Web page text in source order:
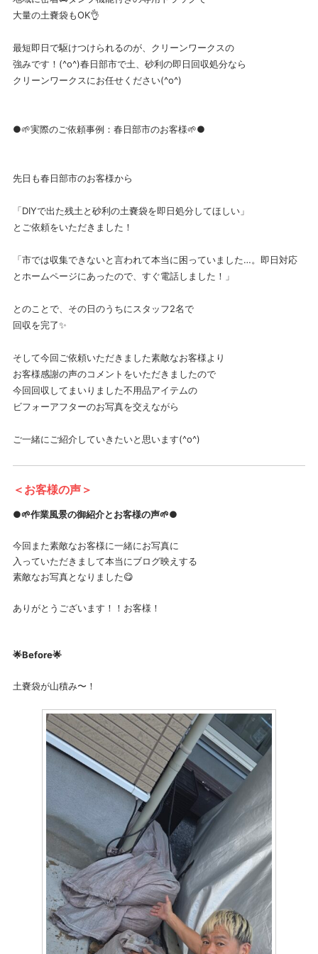
大量の土嚢袋もOK👌
最短即日で駆けつけられるのが、クリーンワークスの
強みです！(^o^)春日部市で土、砂利の即日回収処分なら
クリーンワークスにお任せください(^o^)
●🌱実際のご依頼事例：春日部市のお客様🌱●
先日も春日部市のお客様から
「DIYで出た残土と砂利の土嚢袋を即日処分してほしい」
とご依頼をいただきました！
「市では収集できないと言われて本当に困っていました…。即日対応
とホームページにあったので、すぐ電話しました！」
とのことで、その日のうちにスタッフ2名で
回収を完了✨
そして今回ご依頼いただきました素敵なお客様より
お客様感謝の声のコメントをいただきましたので
今回回収してまいりました不用品アイテムの
ビフォーアフターのお写真を交えながら
ご一緒にご紹介していきたいと思います(^o^)
＜お客様の声＞
●🌱作業風景の御紹介とお客様の声🌱●
今回また素敵なお客様に一緒にお写真に
入っていただきまして本当にブログ映えする
素敵なお写真となりました😋
ありがとうございます！！お客様！
🌟Before🌟
土嚢袋が山積み〜！